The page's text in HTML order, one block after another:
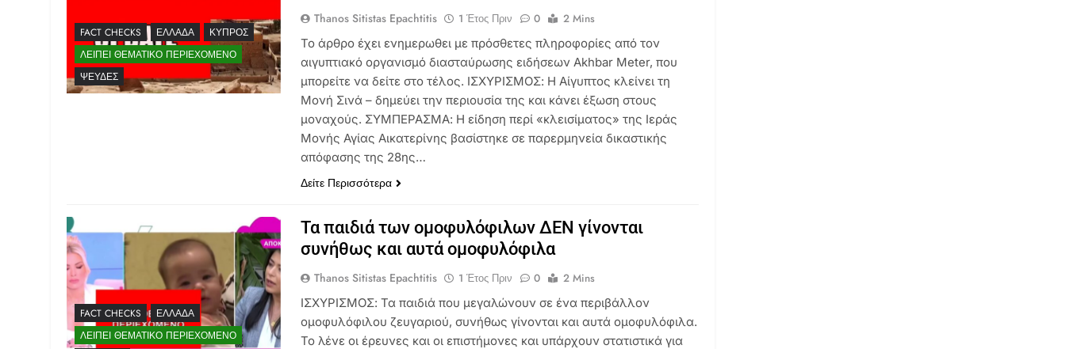
FACT CHECKS ΕΛΛΆΔΑ
ΚΎΠΡΟΣ
ΛΕΊΠΕΙ ΘΕΜΑΤΙΚΌ ΠΕΡΙΕΧΌΜΕΝΟ
ΨΕΥΔΈΣ
Thanos Sitistas Epachtitis 1 Έτος Πριν 0
2 Mins
Το άρθρο έχει ενημερωθει με πρόσθετες πληροφορίες από τον
αιγυπτιακό οργανισμό διασταύρωσης ειδήσεων Akhbar Meter, που
μπορείτε να δείτε στο τέλος. ΙΣΧΥΡΙΣΜΟΣ: Η Αίγυπτος κλείνει τη
Μονή Σινά – δημεύει την περιουσία της και κάνει έξωση στους
μοναχούς. ΣΥΜΠΕΡΑΣΜΑ: Η είδηση περί «κλεισίματος» της Ιεράς
Μονής Αγίας Αικατερίνης βασίστηκε σε παρερμηνεία δικαστικής
απόφασης της 28ης…
Δείτε Περισσότερα
FACT CHECKS
ΕΛΛΆΔΑ
ΛΕΊΠΕΙ ΘΕΜΑΤΙΚΌ ΠΕΡΙΕΧΌΜΕΝΟ
Τα παιδιά των ομοφυλόφιλων ΔΕΝ γίνονται
συνήθως και αυτά ομοφυλόφιλα
Thanos Sitistas Epachtitis 1 Έτος Πριν 0
2 Mins
ΙΣΧΥΡΙΣΜΟΣ: Τα παιδιά που μεγαλώνουν σε ένα περιβάλλον
ομοφυλόφιλου ζευγαριού, συνήθως γίνονται και αυτά ομοφυλόφιλα.
Το λένε οι έρευνες και οι επιστήμονες και υπάρχουν στατιστικά για